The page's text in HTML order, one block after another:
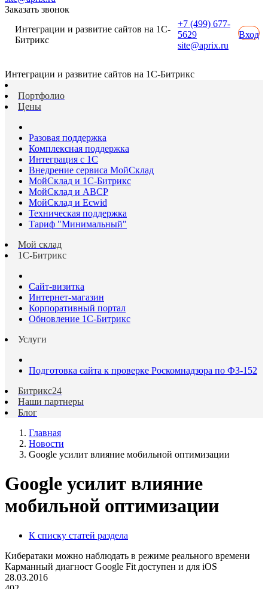
Заказать звонок
Интеграции и развитие сайтов на 1С-
Битрикс
+7 (499) 677-
5629
site@aprix.ru
Вход
Интеграции и развитие сайтов на 1С-Битрикс
Портфолио
Цены
Разовая поддержка
Комплексная поддержка
Интеграция с 1С
Внедрение сервиса МойСклад
МойСклад и 1С-Битрикс
МойСклад и ABCP
МойСклад и Ecwid
Техническая поддержка
Тариф "Минимальный"
Мой склад
1С-Битрикс
Сайт-визитка
Интернет-магазин
Корпоративный портал
Обновление 1С-Битрикс
Услуги
Подготовка сайта к проверке Роскомнадзора по ФЗ-152
Битрикс24
Наши партнеры
Блог
Главная
Новости
Google усилит влияние мобильной оптимизации
Google усилит влияние
мобильной оптимизации
К списку статей раздела
Кибератаки можно наблюдать в режиме реального времени
Карманный диагност Google Fit доступен и для iOS
28.03.2016